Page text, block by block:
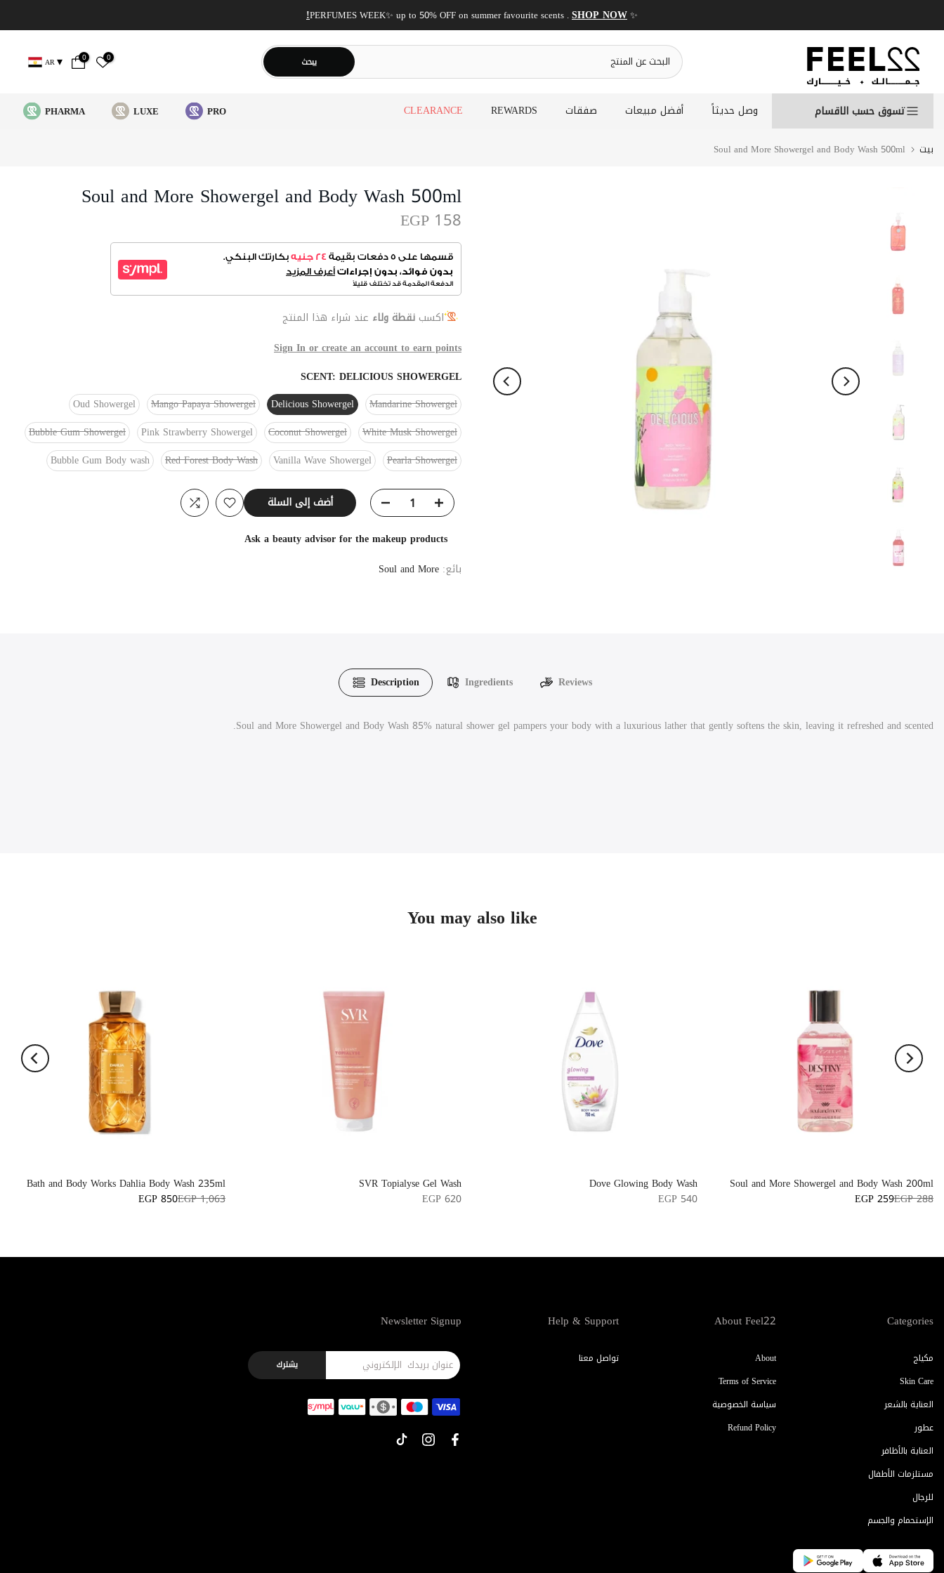
إلى
المحتوى
✨ PERFUMES WEEK✨ up to 50% OFF on summer favourite scents .
SHOP NOW!
يبحث 0
0
AR
تسوق حسب الاقسام وصل حديثاً أفضل مبيعات صفقات REWARDS
CLEARANCE
PRO
LUXE
PHARMA
بيت Soul and More Showergel and Body Wash 500ml
Soul and More Showergel and Body Wash 500ml
EGP 158
اكسب نقطة ولاء عند شراء هذا المنتج
Sign In or create an account to earn points
SCENT: DELICIOUS SHOWERGEL
Mandarine Showergel
Delicious Showergel
Mango Papaya Showergel
Oud Showergel
White Musk Showergel
Coconut Showergel
Pink Strawberry Showergel
Bubble Gum Showergel
Pearla Showergel
Vanilla Wave Showergel
Red Forest Body Wash
Bubble Gum Body wash
أضف إلى السلة
Ask a beauty advisor for the makeup products
بائع: Soul and More
Description Ingredients Reviews
Soul and More Showergel and Body Wash 85% natural shower gel pampers your body with a luxurious lather that gently softens the skin, leaving it refreshed and scented.
You may also like
Bath and Body Works Dahlia Body Wash 235ml
EGP 1,063
EGP 850
SVR Topialyse Gel Wash
EGP 620
Dove Glowing Body Wash
EGP 540
Soul and More Showergel and Body Wash 200ml
EGP 288
EGP 259
Categories
مكياج
Skin Care
العناية بالشعر
عطور
العناية بالأظافر
مستلزمات الأطفال
للرجال
الإستحمام والجسم
About Feel22
About
Terms of Service
سياسة الخصوصية
Refund Policy
Help & Support
تواصل معنا
Newsletter Signup
يشترك